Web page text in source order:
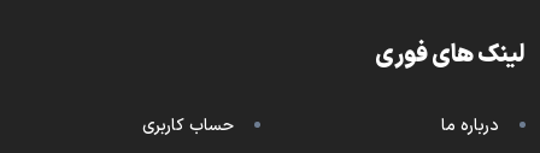
لینک های فوری
درباره ما حساب کاربری